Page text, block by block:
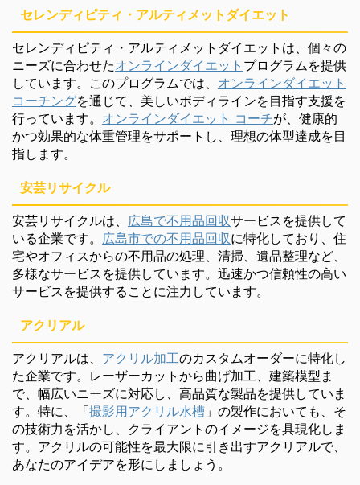
セレンディピティ・アルティメットダイエット
セレンディピティ・アルティメットダイエットは、個々の
ニーズに合わせたオンラインダイエット プログラムを提供
しています。このプログラムでは、 オンラインダイエット
コーチングを通じて、美しいボディラインを目指す支援を
行っています。 オンラインダイエット コーチが、健康的
かつ効果的な体重管理をサポートし、理想の体型達成を目
指します。
安芸リサイクル
安芸リサイクルは、 広島で不用品回収サービスを提供して
いる企業です。 広島市での不用品回収に特化しており、住
宅やオフィスからの不用品の処理、清掃、遺品整理など、
多様なサービスを提供しています。迅速かつ信頼性の高い
サービスを提供することに注力しています。
アクリアル
アクリアルは、 アクリル加工のカスタムオーダーに特化し
た企業です。レーザーカットから曲げ加工、建築模型ま
で、幅広いニーズに対応し、高品質な製品を提供していま
す。特に、「撮影用アクリル水槽 」の製作においても、そ
の技術力を活かし、クライアントのイメージを具現化しま
す。アクリルの可能性を最大限に引き出すアクリアルで、
あなたのアイデアを形にしましょう。